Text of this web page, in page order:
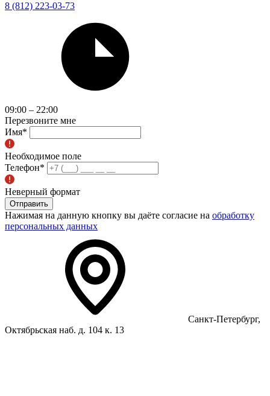
8 (812) 223-03-73
09:00 – 22:00
Перезвоните мне
Имя*
Необходимое поле
Телефон*
Неверный формат
Отправить
Нажимая на данную кнопку вы даёте согласие на обработку
персональных данных
Санкт-Петербург,
Октябрьская наб. д. 104 к. 13